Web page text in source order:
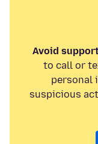
Avoid
to call or
personal
suspicious